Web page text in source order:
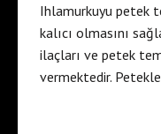
Ihlamurkuyu petek
kalıcı olmasını
ilaçları ve petek
vermektedir.